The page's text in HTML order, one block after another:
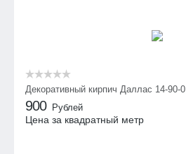
Декоративный кирпич Даллас 14-90-0
900 Рублей
Цена за квадратный метр